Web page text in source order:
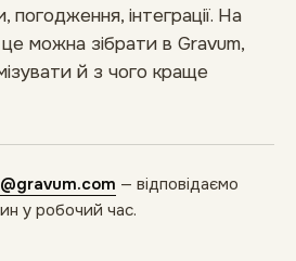
інтеграції. На
можна зібрати в Gravum,
й з чого краще
— відповідаємо
у робочий час.